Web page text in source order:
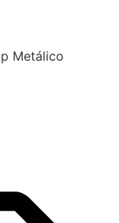
Metálico